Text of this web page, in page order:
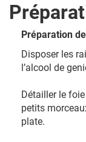
Préparation
Disposer les
l’alcool de
Détailler le
petits
plate.